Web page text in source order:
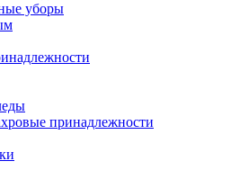
уборы
принадлежности